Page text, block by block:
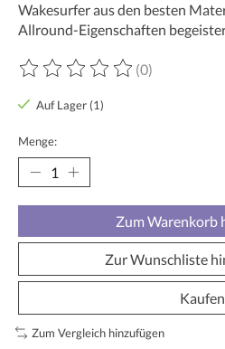
Wakesurfer aus den besten
Allround-Eigenschaften
Die Bewertung dieses Produkts ist
(0)
Auf Lager (1)
Menge:
Zum Warenkorb
Zur Wunschliste
Kaufen
Zum Vergleich hinzufügen